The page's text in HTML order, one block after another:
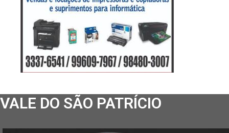
VALE DO SÃO PATRÍCIO